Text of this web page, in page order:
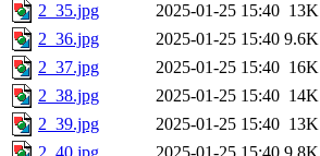
2_35.jpg
2025-01-25 15:40 13K
2_36.jpg
2025-01-25 15:40 9.6K
2_37.jpg
2025-01-25 15:40 16K
2_38.jpg
2025-01-25 15:40 14K
2_39.jpg
2025-01-25 15:40 13K